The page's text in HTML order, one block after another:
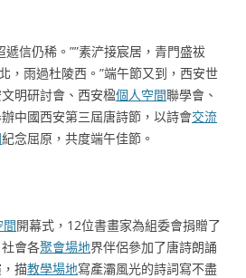
信仍稀。””素浐接宸居，青門盛祓
，雨過杜陵西。”端午節又到，西安世
明研討會、西安楹個人空間聯學會、
中國西安第三屆唐詩節，以詩會交流
紀念屈原，共度端午佳節。
間開幕式，12位書畫家為組委會捐贈了
會各聚會場地界伴侶參加了唐詩朗誦
描教學場地寫產灞風光的詩詞寫不盡